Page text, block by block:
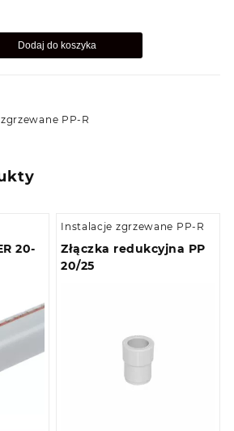
Dodaj do koszyka
PP-R
20-
Instalacje zgrzewane PP-R
Złączka redukcyjna PP
20/25